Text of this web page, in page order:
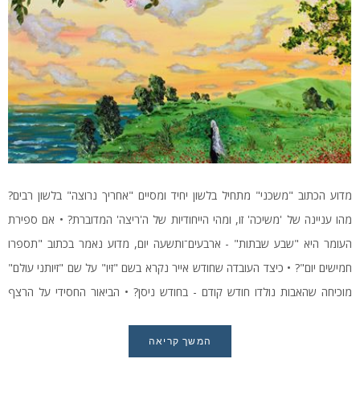
מדוע הכתוב "משכני" מתחיל בלשון יחיד ומסיים "אחריך נרוצה" בלשון רבים?
מהו עניינה של 'משיכה' זו, ומהי הייחודיות של ה'ריצה' המדוברת? • אם ספירת
העומר היא "שבע שבתות" - ארבעים־ותשעה יום, מדוע נאמר בכתוב "תספרו
חמישים יום"? • כיצד העובדה שחודש אייר נקרא בשם "זיו" על שם "זיותני עולם"
מוכיחה שהאבות נולדו חודש קודם - בחודש ניסן? • הביאור החסידי על הרצף
המשך קריאה